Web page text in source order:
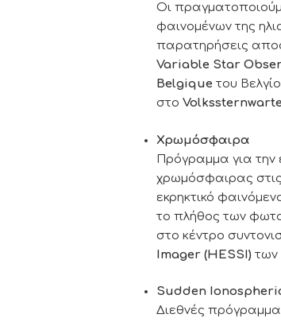
Οι
φαινομένων της
παρατηρήσεις
Variable Star
Belgique του
στο
Χρωμόσφαιρα
Πρόγραμμα για την
χρωμόσφαιρας
εκρηκτικό
το πλήθος των
στο κέντρο
Imager (HESSI)
Sudden
Διεθνές